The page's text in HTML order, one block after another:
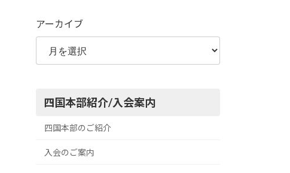
アーカイブ
四国本部紹介/入会案内
四国本部のご紹介
入会のご案内